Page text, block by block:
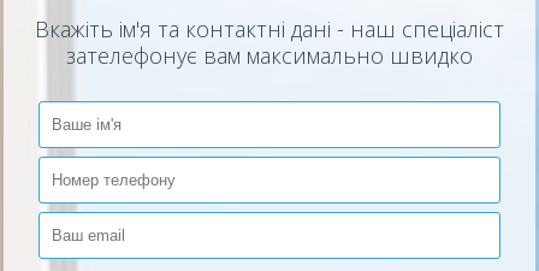
Вкажіть ім'я та контактні дані - наш спеціаліст
зателефонує вам максимально швидко